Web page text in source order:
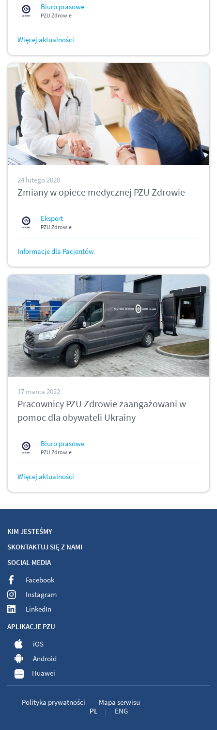
Biuro prasowe
PZU Zdrowie
Więcej aktualności
24 lutego 2020
Zmiany w opiece medycznej PZU Zdrowie
Ekspert
PZU Zdrowie
Informacje dla Pacjentów
17 marca 2022
Pracownicy PZU Zdrowie zaangażowani w
pomoc dla obywateli Ukrainy
Biuro prasowe
PZU Zdrowie
Więcej aktualności
KIM JESTEŚMY
SKONTAKTUJ SIĘ Z NAMI
SOCIAL MEDIA
Facebook
Instagram
LinkedIn
APLIKACJE PZU
iOS
Android
Huawei
PL ENG
Polityka prywatności Mapa serwisu